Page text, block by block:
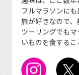
フルマラソンにも
旅が好きなので、
ツーリングでも
いものを食するこ